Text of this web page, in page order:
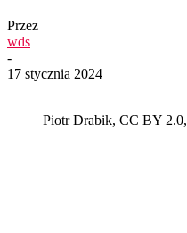
Przez
wds
-
17 stycznia 2024
Piotr Drabik, CC BY